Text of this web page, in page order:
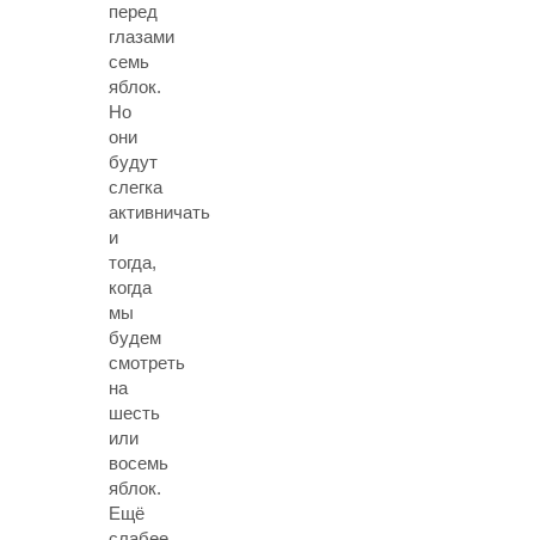
перед
глазами
семь
яблок.
Но
они
будут
слегка
активничать
и
тогда,
когда
мы
будем
смотреть
на
шесть
или
восемь
яблок.
Ещё